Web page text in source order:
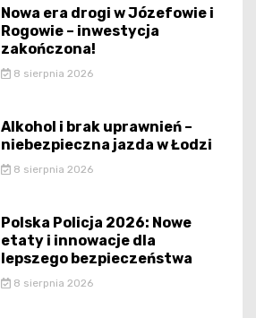
Nowa era drogi w Józefowie i
Rogowie – inwestycja
zakończona!
8 sierpnia 2026
Alkohol i brak uprawnień –
niebezpieczna jazda w Łodzi
8 sierpnia 2026
Polska Policja 2026: Nowe
etaty i innowacje dla
lepszego bezpieczeństwa
8 sierpnia 2026